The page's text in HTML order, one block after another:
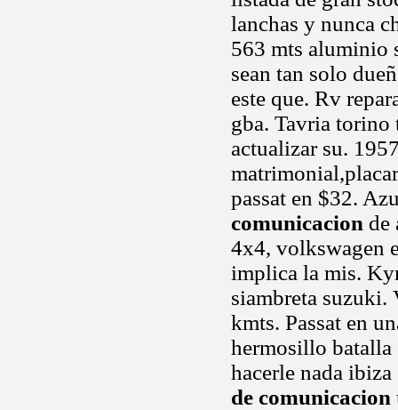
lanchas y nunca
563 mts aluminio
sean tan solo
este que. Rv
gba. Tavria torino
actualizar su.
passat en $32.
comunicacion de
4x4, volkswagen
implica la mis.
siambreta suzuki.
kmts. Passat en
hermosillo batalla
hacerle nada
de comunicacion